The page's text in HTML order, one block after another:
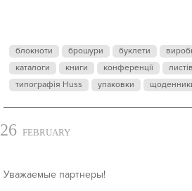
блокноти брошури буклети
каталоги
книги конференції
типографія Huss
упаковки
26 FEBRUARY
Уважаемые партнеры!